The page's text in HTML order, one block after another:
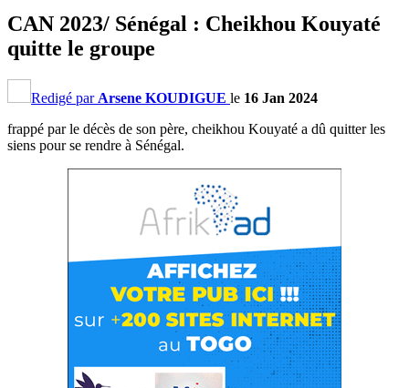
CAN 2023/ Sénégal : Cheikhou Kouyaté
quitte le groupe
Redigé par Arsene KOUDIGUE le 16 Jan 2024
frappé par le décès de son père, cheikhou Kouyaté a dû quitter les
siens pour se rendre à Sénégal.